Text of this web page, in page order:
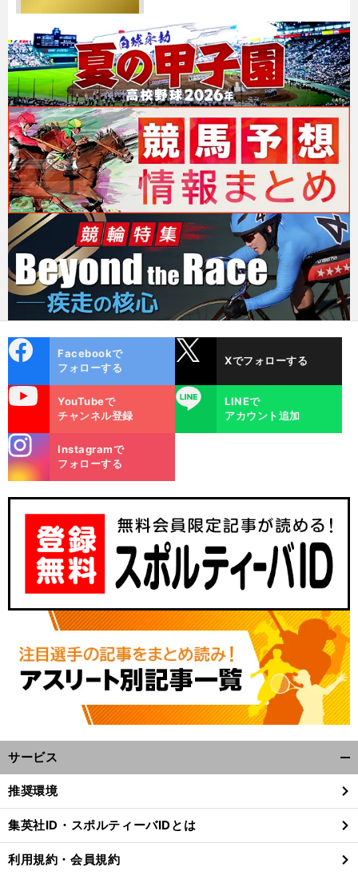
ok
Facebookで
フォローする
Xでフォローする
YouTubeで
チャンネル登録
LINE
LINEで
アカウント追加
m
Instagramで
フォローする
サービス
閉
る
推奨環境
集英社ID・スポルティーバIDとは
利用規約・会員規約